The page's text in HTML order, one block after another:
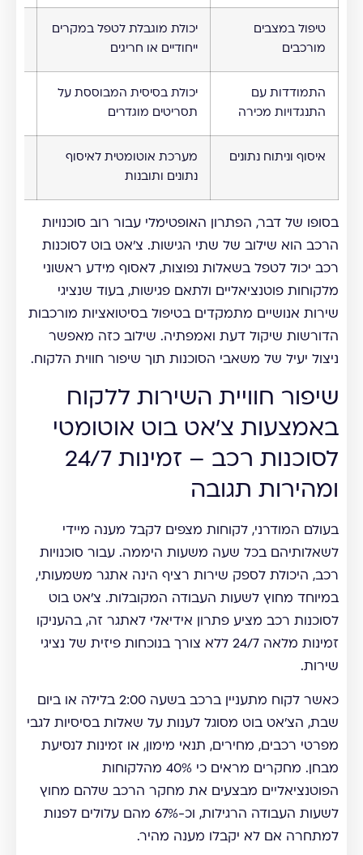
טיפול במצבים
מורכבים
יכולת מוגבלת לטפל במקרים
ייחודיים או חריגים
התמודדות עם
התנגדויות מכירה
יכולת בסיסית המבוססת על
תסריטים מוגדרים
איסוף וניתוח נתונים
מערכת אוטומטית לאיסוף
נתונים ותובנות
בסופו של דבר, הפתרון האופטימלי עבור רוב סוכנויות
הרכב הוא שילוב של שתי הגישות. צ'אט בוט לסוכנות
רכב יכול לטפל בשאלות נפוצות, לאסוף מידע ראשוני
מלקוחות פוטנציאליים ולתאם פגישות, בעוד שנציגי
שירות אנושיים מתמקדים בטיפול בסיטואציות מורכבות
הדורשות שיקול דעת ואמפתיה. שילוב כזה מאפשר
ניצול יעיל של משאבי הסוכנות תוך שיפור חווית הלקוח.
שיפור חוויית השירות ללקוח
באמצעות צ'אט בוט אוטומטי
לסוכנות רכב – זמינות 24/7
ומהירות תגובה
בעולם המודרני, לקוחות מצפים לקבל מענה מיידי
לשאלותיהם בכל שעה משעות היממה. עבור סוכנויות
רכב, היכולת לספק שירות רציף הינה אתגר משמעותי,
במיוחד מחוץ לשעות העבודה המקובלות. צ'אט בוט
לסוכנות רכב מציע פתרון אידיאלי לאתגר זה, בהעניקו
זמינות מלאה 24/7 ללא צורך בנוכחות פיזית של נציגי
שירות.
כאשר לקוח מתעניין ברכב בשעה 2:00 בלילה או ביום
שבת, הצ'אט בוט מסוגל לענות על שאלות בסיסיות לגבי
מפרטי רכבים, מחירים, תנאי מימון, או זמינות לנסיעת
מבחן. מחקרים מראים כי 40% מהלקוחות
הפוטנציאליים מבצעים את מחקר הרכב שלהם מחוץ
לשעות העבודה הרגילות, וכ-67% מהם עלולים לפנות
למתחרה אם לא יקבלו מענה מהיר.